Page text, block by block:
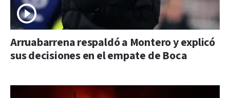
Arruabarrena respaldó a Montero y explicó
sus decisiones en el empate de Boca